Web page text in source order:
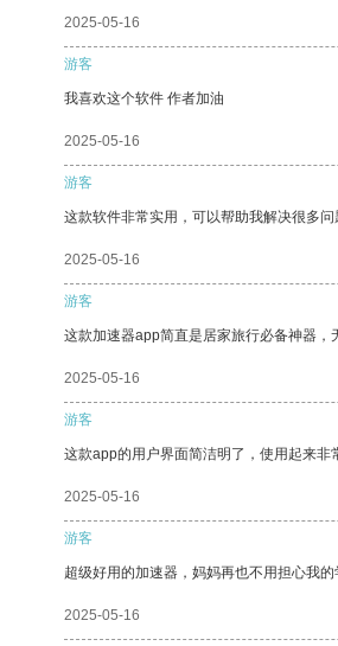
2025-05-16
游客
我喜欢这个软件 作者加油
2025-05-16
游客
这款软件非常实用，可以帮助我解决很多问
2025-05-16
游客
这款加速器app简直是居家旅行必备神器，
2025-05-16
游客
这款app的用户界面简洁明了，使用起来非
2025-05-16
游客
超级好用的加速器，妈妈再也不用担心我的
2025-05-16